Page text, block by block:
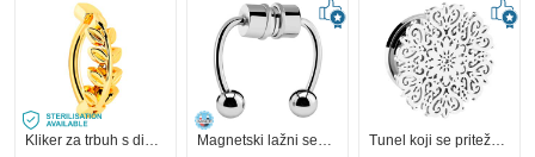
Tunel koji se priteže (kirurški čelik, srebrna, sjajna završna obrada) s ukrasom